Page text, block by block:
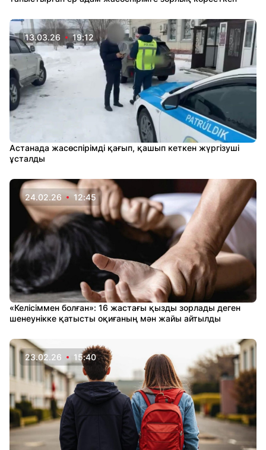
13.03.26 19:12
Астанада жасөспірімді қағып, қашып кеткен жүргізуші
ұсталды
24.02.26 12:45
«Келісіммен болған»: 16 жастағы қызды зорлады деген
шенеунікке қатысты оқиғаның мән жайы айтылды
23.02.26 15:40